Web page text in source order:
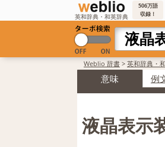
英和辞典・和英辞典
506万語
収録！
Weblio 辞書 > 英和辞典・
意味 例
液晶表示